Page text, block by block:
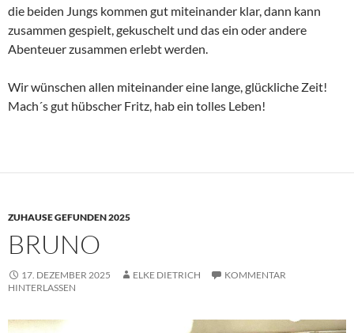
die beiden Jungs kommen gut miteinander klar, dann kann
zusammen gespielt, gekuschelt und das ein oder andere
Abenteuer zusammen erlebt werden.
Wir wünschen allen miteinander eine lange, glückliche Zeit!
Mach´s gut hübscher Fritz, hab ein tolles Leben!
ZUHAUSE GEFUNDEN 2025
BRUNO
17. DEZEMBER 2025 ELKE DIETRICH
KOMMENTAR
HINTERLASSEN